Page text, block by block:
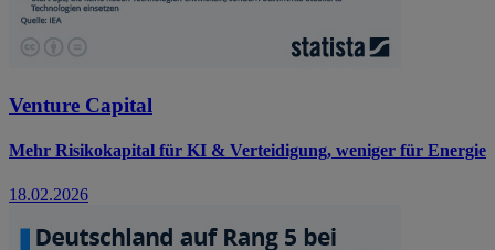
Venture Capital
Mehr Risikokapital für KI & Verteidigung, weniger für Energie
18.02.2026